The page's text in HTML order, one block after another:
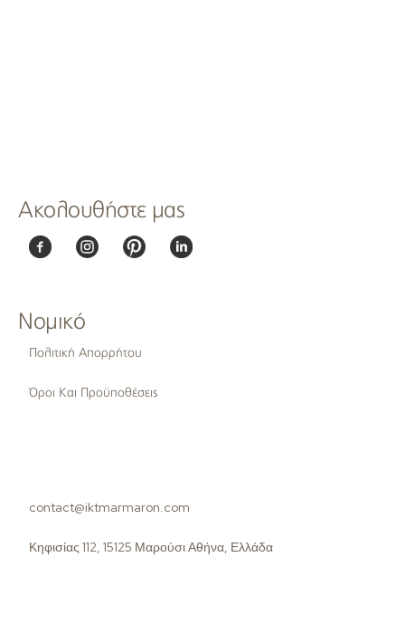
Ακολουθήστε μας
Νομικό
Πολιτική Απορρήτου
Όροι Και Προϋποθέσεις
contact@iktmarmaron.com
Κηφισίας 112, 15125 Μαρούσι Αθήνα, Ελλάδα